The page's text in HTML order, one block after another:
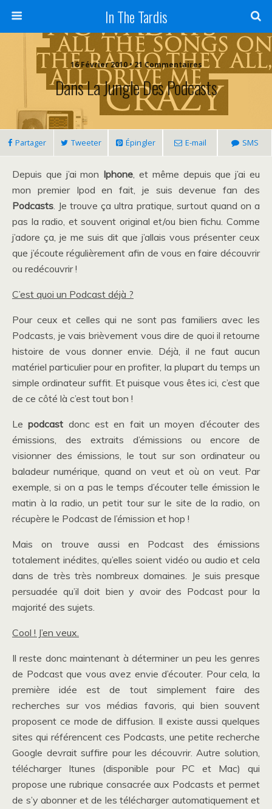
In The Tardis
16 Février 2010 • 21 Commentaires
Dans La Jungle Des Podcasts
Partager Tweeter Épingler E-mail SMS
Depuis que j’ai mon Iphone, et même depuis que j’ai eu
mon premier Ipod en fait, je suis devenue fan des
Podcasts. Je trouve ça ultra pratique, surtout quand on a
pas la radio, et souvent original et/ou bien fichu. Comme
j’adore ça, je me suis dit que j’allais vous présenter ceux
que j’écoute régulièrement afin de vous en faire découvrir
ou redécouvrir !
C’est quoi un Podcast déjà ?
Pour ceux et celles qui ne sont pas familiers avec les
Podcasts, je vais brièvement vous dire de quoi il retourne
histoire de vous donner envie. Déjà, il ne faut aucun
matériel particulier pour en profiter, la plupart du temps un
simple ordinateur suffit. Et puisque vous êtes ici, c’est que
de ce côté là c’est tout bon !
Lepodcast donc est en fait un moyen d’écouter des
émissions, des extraits d’émissions ou encore de
visionner des émissions, le tout sur son ordinateur ou
baladeur numérique, quand on veut et où on veut. Par
exemple, si on a pas le temps d’écouter telle émission le
matin à la radio, un petit tour sur le site de la radio, on
récupère le Podcast de l’émission et hop !
Mais on trouve aussi en Podcast des émissions
totalement inédites, qu’elles soient vidéo ou audio et cela
dans de très très nombreux domaines. Je suis presque
persuadée qu’il doit bien y avoir des Podcast pour la
majorité des sujets.
Cool ! J’en veux.
Il reste donc maintenant à déterminer un peu les genres
de Podcast que vous avez envie d’écouter. Pour cela, la
première idée est de tout simplement faire des
recherches sur vos médias favoris, qui bien souvent
proposent ce mode de diffusion. Il existe aussi quelques
sites qui référencent ces Podcasts, une petite recherche
Google devrait suffire pour les découvrir. Autre solution,
télécharger Itunes (disponible pour PC et Mac) qui
propose une rubrique consacrée aux Podcasts et permet
de s’y abonner et de les télécharger automatiquement et